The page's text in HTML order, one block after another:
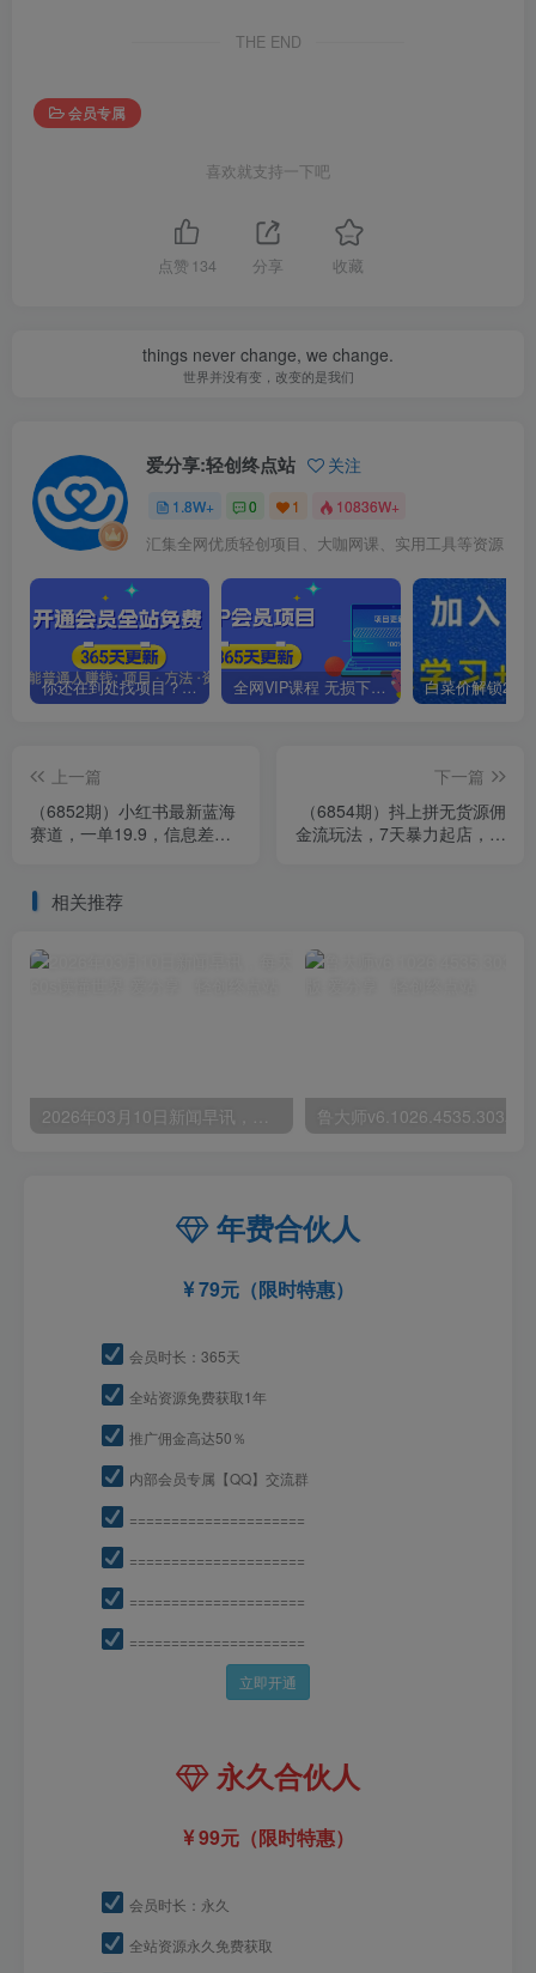
THE END
会员专属
喜欢就支持一下吧
点赞 134 分享 收藏
things never change, we change.
世界并没有变，改变的是我们
爱分享:轻创终点站 关注
1.8W+ 0 1 10836W+
汇集全网优质轻创项目、大咖网课、实用工具等资源
你还在到处找项目？还在当韭菜？我靠卖项目一个月收入5万+，曾经我也是个失败者。 全网VIP课程 无损下载~.~
上一篇
（6852期）小红书最新蓝海
赛道，一单19.9，信息差生
下一篇
（6854期）抖上拼无货源佣
金流玩法，7天暴力起店，月
相关推荐
年费合伙人
79元（限时特惠）
会员时长：365天
全站资源免费获取1年
推广佣金高达50％
内部会员专属【QQ】交流群
=====================
=====================
=====================
=====================
立即开通
永久合伙人
99元（限时特惠）
会员时长：永久
全站资源永久免费获取